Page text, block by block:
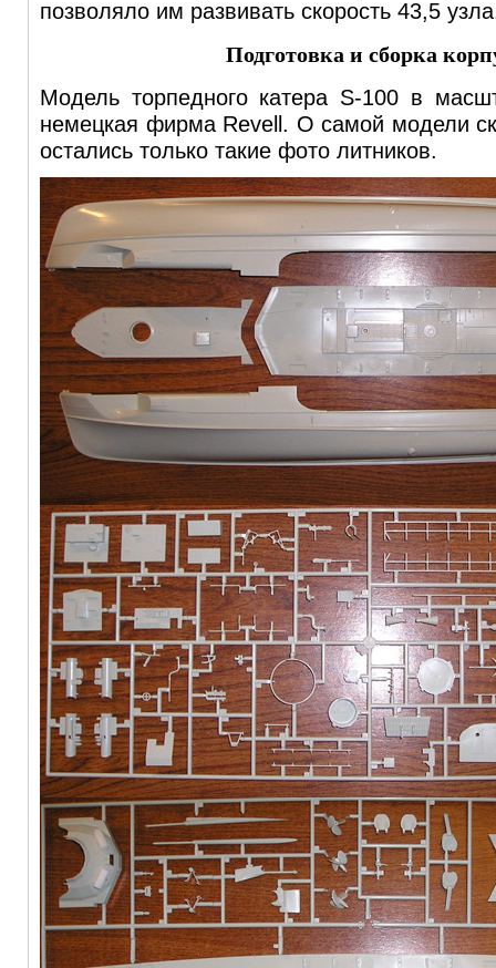
позволяло им развивать скорость 43,5
Подготовка и сборка
Модель торпедного катера S-100 в
немецкая фирма Revell. О самой модели
остались только такие фото литников.